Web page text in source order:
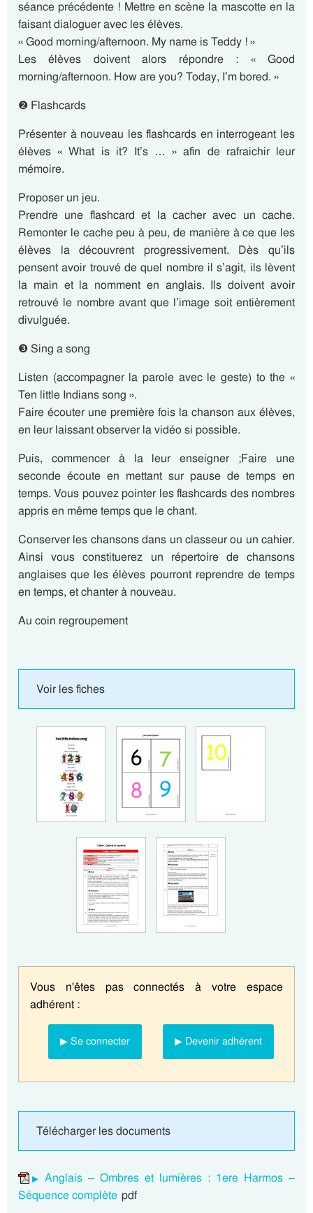
séance précédente ! Mettre en scène la mascotte en la
faisant dialoguer avec les élèves.
« Good morning/afternoon. My name is Teddy ! »
Les élèves doivent alors répondre : « Good
morning/afternoon. How are you? Today, I’m bored. »
❷ Flashcards
Présenter à nouveau les flashcards en interrogeant les
élèves « What is it? It’s … » afin de rafraichir leur
mémoire.
Proposer un jeu.
Prendre une flashcard et la cacher avec un cache.
Remonter le cache peu à peu, de manière à ce que les
élèves la découvrent progressivement. Dès qu’ils
pensent avoir trouvé de quel nombre il s’agit, ils lèvent
la main et la nomment en anglais. Ils doivent avoir
retrouvé le nombre avant que l’image soit entièrement
divulguée.
❸ Sing a song
Listen (accompagner la parole avec le geste) to the «
Ten little Indians song ».
Faire écouter une première fois la chanson aux élèves,
en leur laissant observer la vidéo si possible.
Puis, commencer à la leur enseigner ;Faire une
seconde écoute en mettant sur pause de temps en
temps. Vous pouvez pointer les flashcards des nombres
appris en même temps que le chant.
Conserver les chansons dans un classeur ou un cahier.
Ainsi vous constituerez un répertoire de chansons
anglaises que les élèves pourront reprendre de temps
en temps, et chanter à nouveau.
Au coin regroupement
Voir les fiches
Vous n'êtes pas connectés à votre espace
adhérent :
▶ Se connecter ▶ Devenir adhérent
Télécharger les documents
Anglais – Ombres et lumières : 1ere Harmos –
Séquence complète pdf